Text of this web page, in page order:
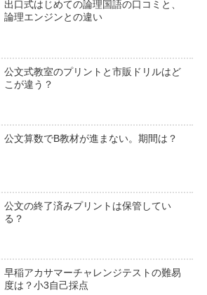
出口式はじめての論理国語の口コミと、
論理エンジンとの違い
公文式教室のプリントと市販ドリルはど
こが違う？
公文算数でB教材が進まない。期間は？
公文の終了済みプリントは保管してい
る？
早稲アカサマーチャレンジテストの難易
度は？小3自己採点